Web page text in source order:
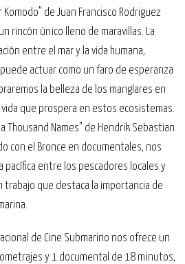
de Juan Francisco Rodriguez
rincón único lleno de maravillas. La
entre el mar y la vida humana,
actuar como un faro de esperanza
la belleza de los manglares en
vida que prospera en estos ecosistemas.
Thousand Names" de Hendrik Sebastian
con el Bronce en documentales, nos
pacífica entre los pescadores locales y
trabajo que destaca la importancia de
de Cine Submarino nos ofrece un
y 1 documental de 18 minutos,